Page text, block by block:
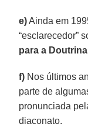
e)Ainda em
“esclarecedor”
para a
f) Nos últimos
parte de
pronunciada
diaconato.